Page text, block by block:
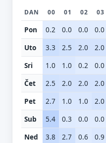
DAN 00 01 02 03
Pon 0.2 0.0 0.0 0.0
Uto
3.3 2.5 2.0 2.0
Sri
1.0 1.0 0.2 0.0
Čet
2.5 2.0 2.0 2.0
Pet
2.7 1.0 1.0 2.0
Sub
5.4 0.3 0.0 0.0
Ned
3.8 2.7 0.6 0.9